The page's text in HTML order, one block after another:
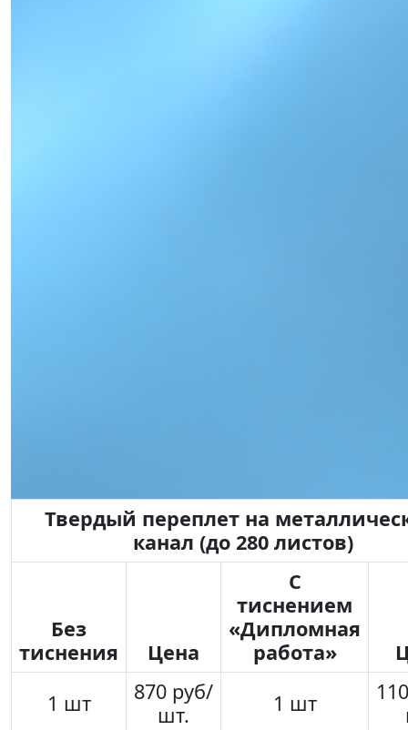
Твердый переплет на
канал (до 280 листов)
Без
тиснения
Цена
С
тиснением
«Дипломная
работа»
1 шт
870 руб/
шт.
1 шт